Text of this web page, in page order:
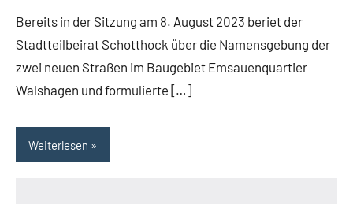
Bereits in der Sitzung am 8. August 2023 beriet der
Stadtteilbeirat Schotthock über die Namensgebung der
zwei neuen Straßen im Baugebiet Emsauenquartier
Walshagen und formulierte […]
Weiterlesen